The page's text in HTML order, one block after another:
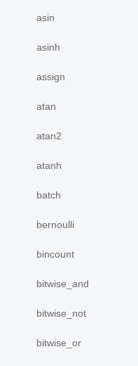
asin
asinh
assign
atan
atan2
atanh
batch
bernoulli
bincount
bitwise_and
bitwise_not
bitwise_or